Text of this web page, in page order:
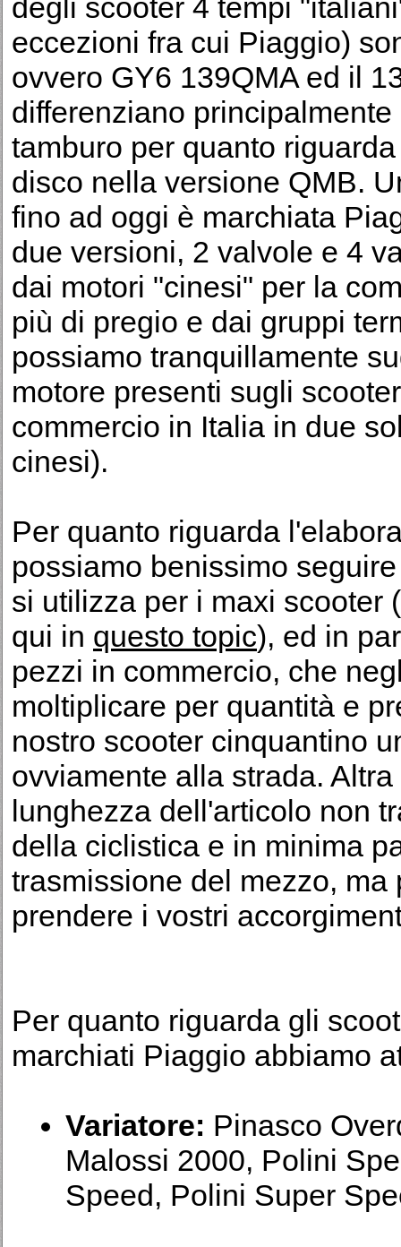
degli scooter 4 tempi
eccezioni fra cui Piaggio)
ovvero GY6 139QMA ed il
differenziano
tamburo per quanto
disco nella versione QMB.
fino ad oggi è marchiata
due versioni, 2 valvole e 4
dai motori "cinesi" per la
più di pregio e dai gruppi
possiamo tranquillamente
motore presenti sugli
commercio in Italia in due
cinesi).
Per quanto riguarda
possiamo benissimo
si utilizza per i maxi scooter
qui in questo topic), ed in
pezzi in commercio, che
moltiplicare per quantità e
nostro scooter cinquantino
ovviamente alla strada.
lunghezza dell'articolo non
della ciclistica e in minima
trasmissione del mezzo,
prendere i vostri
Per quanto riguarda gli
marchiati Piaggio abbiamo
Variatore: Pinasco
Malossi 2000, Polini
Speed, Polini Super